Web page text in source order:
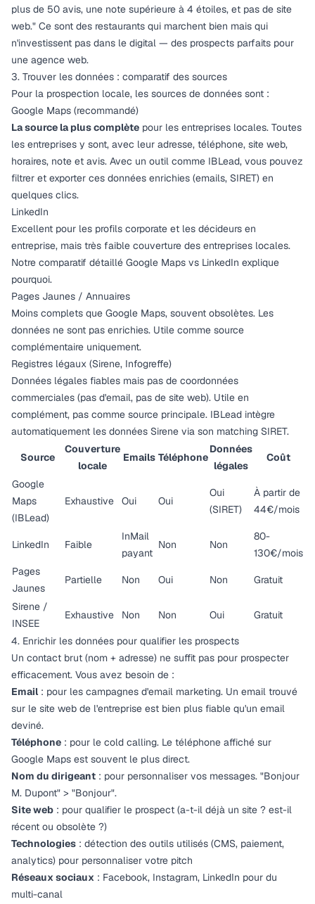
plus de 50 avis, une note supérieure à 4 étoiles, et pas de site
web." Ce sont des restaurants qui marchent bien mais qui
n'investissent pas dans le digital — des prospects parfaits pour
une agence web.
3. Trouver les données : comparatif des sources
Pour la prospection locale, les sources de données sont :
Google Maps (recommandé)
La source la plus complète pour les entreprises locales. Toutes
les entreprises y sont, avec leur adresse, téléphone, site web,
horaires, note et avis. Avec un outil comme IBLead, vous pouvez
filtrer et exporter ces données enrichies (emails, SIRET) en
quelques clics.
LinkedIn
Excellent pour les profils corporate et les décideurs en
entreprise, mais très faible couverture des entreprises locales.
Notre comparatif détaillé Google Maps vs LinkedIn explique
pourquoi.
Pages Jaunes / Annuaires
Moins complets que Google Maps, souvent obsolètes. Les
données ne sont pas enrichies. Utile comme source
complémentaire uniquement.
Registres légaux (Sirene, Infogreffe)
Données légales fiables mais pas de coordonnées
commerciales (pas d'email, pas de site web). Utile en
complément, pas comme source principale. IBLead intègre
automatiquement les données Sirene via son matching SIRET.
Source
Couverture
locale
Emails Téléphone
Données
légales
Coût
Google
Maps
(IBLead)
Exhaustive Oui Oui
Oui
(SIRET)
À partir de
44€/mois
LinkedIn Faible
InMail
payant
Non Non
80-
130€/mois
Pages
Jaunes
Partielle Non Oui Non Gratuit
Sirene /
INSEE
Exhaustive Non Non Oui Gratuit
4. Enrichir les données pour qualifier les prospects
Un contact brut (nom + adresse) ne suffit pas pour prospecter
efficacement. Vous avez besoin de :
Email: pour les campagnes d'email marketing. Un email trouvé
sur le site web de l'entreprise est bien plus fiable qu'un email
deviné.
Téléphone : pour le cold calling. Le téléphone affiché sur
Google Maps est souvent le plus direct.
Nom du dirigeant : pour personnaliser vos messages. "Bonjour
M. Dupont" > "Bonjour".
Site web : pour qualifier le prospect (a-t-il déjà un site ? est-il
récent ou obsolète ?)
Technologies : détection des outils utilisés (CMS, paiement,
analytics) pour personnaliser votre pitch
Réseaux sociaux : Facebook, Instagram, LinkedIn pour du
multi-canal